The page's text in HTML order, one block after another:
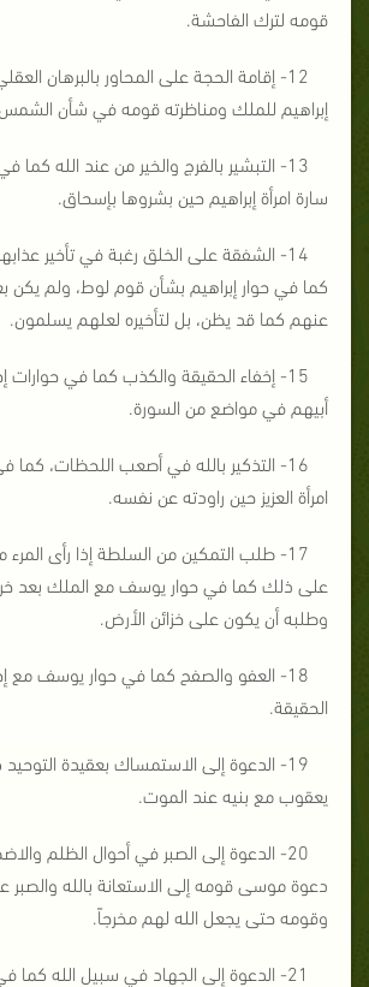
قومه لترك الفاحشة.
12- إقامة الحجة على المحاور بالبرهان
إبراهيم للملك ومناظرته قومه في شأن الشمس
13- التبشير بالفرج والخير من عند الله كما
سارة امرأة إبراهيم حين بشروها بإسحاق.
14- الشفقة على الخلق رغبة في تأخير
كما في حوار إبراهيم بشأن قوم لوط، ولم يكن
عنهم كما قد يظن، بل لتأخيره لعلهم يسلمون.
15- إخفاء الحقيقة والكذب كما في
أبيهم في مواضع من السورة.
16- التذكير بالله في أصعب اللحظات،
امرأة العزيز حين راودته عن نفسه.
17- طلب التمكين من السلطة إذا رأى
على ذلك كما في حوار يوسف مع الملك بعد
وطلبه أن يكون على خزائن الأرض.
18- العفو والصفح كما في حوار يوسف مع
الحقيقة.
19- الدعوة إلى الاستمساك بعقيدة
يعقوب مع بنيه عند الموت.
20- الدعوة إلى الصبر في أحوال الظلم
دعوة موسى قومه إلى الاستعانة بالله
وقومه حتى يجعل الله لهم مخرجاً.
21- الدعوة إلى الجهاد في سبيل الله